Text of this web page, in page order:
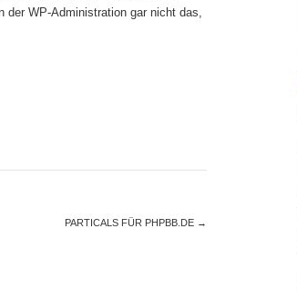
der WP-Administration gar nicht das,
PARTICALS FÜR PHPBB.DE →